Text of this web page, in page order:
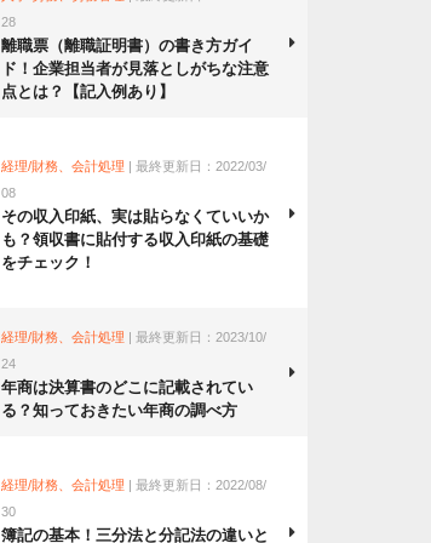
28
離職票（離職証明書）の書き方ガイ
ド！企業担当者が見落としがちな注意
点とは？【記入例あり】
経理/財務、会計処理 | 最終更新日：2022/03/
08
その収入印紙、実は貼らなくていいか
も？領収書に貼付する収入印紙の基礎
をチェック！
経理/財務、会計処理 | 最終更新日：2023/10/
24
年商は決算書のどこに記載されてい
る？知っておきたい年商の調べ方
経理/財務、会計処理 | 最終更新日：2022/08/
30
簿記の基本！三分法と分記法の違いと